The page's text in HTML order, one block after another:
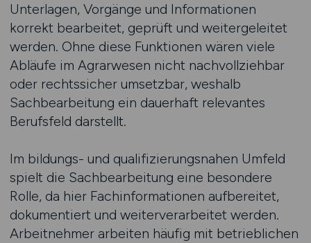
Unterlagen, Vorgänge und Informationen
korrekt bearbeitet, geprüft und weitergeleitet
werden. Ohne diese Funktionen wären viele
Abläufe im Agrarwesen nicht nachvollziehbar
oder rechtssicher umsetzbar, weshalb
Sachbearbeitung ein dauerhaft relevantes
Berufsfeld darstellt.
Im bildungs- und qualifizierungsnahen Umfeld
spielt die Sachbearbeitung eine besondere
Rolle, da hier Fachinformationen aufbereitet,
dokumentiert und weiterverarbeitet werden.
Arbeitnehmer arbeiten häufig mit betrieblichen